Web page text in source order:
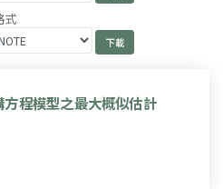
式
程模型之最大概似估計